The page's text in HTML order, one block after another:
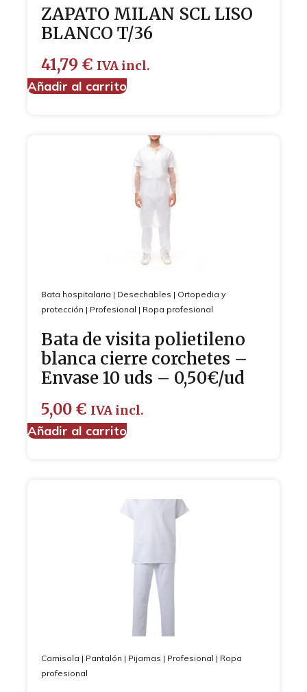
ZAPATO MILAN SCL LISO
BLANCO T/36
41,79 € IVA incl.
Añadir al carrito
Bata hospitalaria | Desechables | Ortopedia y
protección | Profesional | Ropa profesional
Bata de visita polietileno
blanca cierre corchetes –
Envase 10 uds – 0,50€/ud
5,00 € IVA incl.
Añadir al carrito
Camisola | Pantalón | Pijamas | Profesional | Ropa
profesional